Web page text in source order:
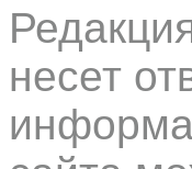
несет